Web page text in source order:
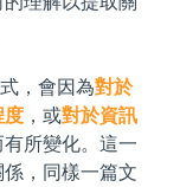
，會因為對於
度 ，或對於資訊
有所變化。這一
，同樣一篇文